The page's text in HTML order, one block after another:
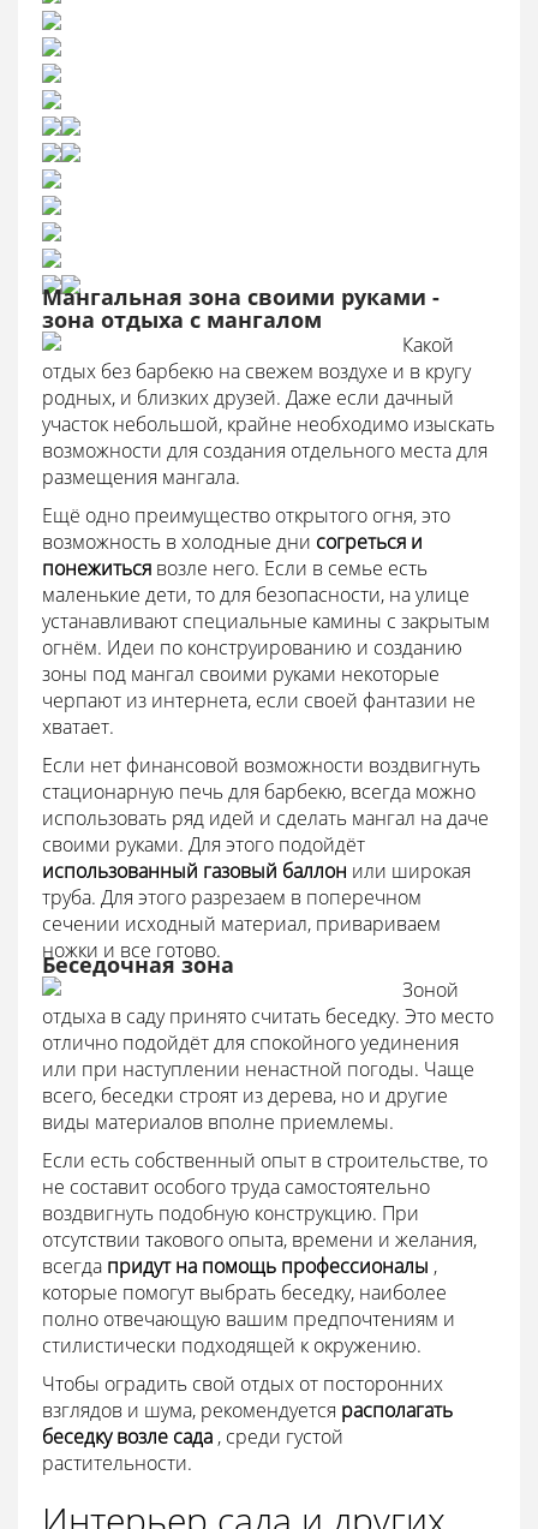
Мангальная зона своими руками -
зона отдыха с мангалом
Какой
отдых без барбекю на свежем воздухе и в кругу
родных, и близких друзей. Даже если дачный
участок небольшой, крайне необходимо изыскать
возможности для создания отдельного места для
размещения мангала.
Ещё одно преимущество открытого огня, это
возможность в холодные дни согреться и
понежиться возле него. Если в семье есть
маленькие дети, то для безопасности, на улице
устанавливают специальные камины с закрытым
огнём. Идеи по конструированию и созданию
зоны под мангал своими руками некоторые
черпают из интернета, если своей фантазии не
хватает.
Если нет финансовой возможности воздвигнуть
стационарную печь для барбекю, всегда можно
использовать ряд идей и сделать мангал на даче
своими руками. Для этого подойдёт
использованный газовый баллон или широкая
труба. Для этого разрезаем в поперечном
сечении исходный материал, привариваем
ножки и все готово.
Беседочная зона
Зоной
отдыха в саду принято считать беседку. Это место
отлично подойдёт для спокойного уединения
или при наступлении ненастной погоды. Чаще
всего, беседки строят из дерева, но и другие
виды материалов вполне приемлемы.
Если есть собственный опыт в строительстве, то
не составит особого труда самостоятельно
воздвигнуть подобную конструкцию. При
отсутствии такового опыта, времени и желания,
всегда придут на помощь профессионалы ,
которые помогут выбрать беседку, наиболее
полно отвечающую вашим предпочтениям и
стилистически подходящей к окружению.
Чтобы оградить свой отдых от посторонних
взглядов и шума, рекомендуется располагать
беседку возле сада , среди густой
растительности.